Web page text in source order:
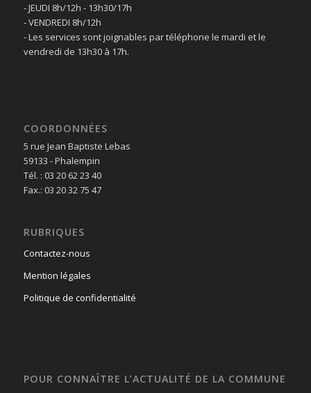
- JEUDI 8h/12h - 13h30/17h
- VENDREDI 8h/12h
- Les services sont joignables par téléphone le mardi et le
vendredi de 13h30 à 17h.
COORDONNÉES
5 rue Jean Baptiste Lebas
59133 - Phalempin
Tél. : 03 20 62 23 40
Fax.: 03 20 32 75 47
RUBRIQUES
Contactez-nous
Mention légales
Politique de confidentialité
POUR CONNAÎTRE L’ACTUALITÉ DE LA COMMUNE